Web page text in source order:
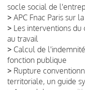
socle social de
> APC Fnac Paris sur
> Les interventions
au travail
> Calcul de
fonction publique
> Rupture
territoriale, un guide